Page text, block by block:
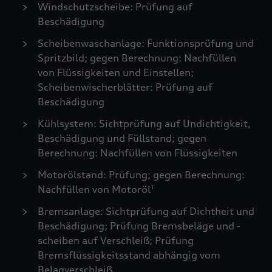
Windschutzscheibe: Prüfung auf
Beschädigung
Scheibenwaschanlage: Funktionsprüfung und
Spritzbild; gegen Berechnung: Nachfüllen
von Flüssigkeiten und Einstellen;
Scheibenwischerblätter: Prüfung auf
Beschädigung
Kühlsystem: Sichtprüfung auf Undichtigkeit,
Beschädigung und Füllstand; gegen
Berechnung: Nachfüllen von Flüssigkeiten
Motorölstand: Prüfung; gegen Berechnung:
Nachfüllen von Motoröl1
Bremsanlage: Sichtprüfung auf Dichtheit und
Beschädigung; Prüfung Bremsbeläge und -
scheiben auf Verschleiß; Prüfung
Bremsflüssigkeitsstand abhängig vom
Belagverschleiß